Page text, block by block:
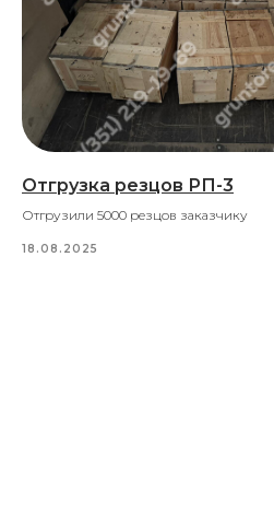
Отгрузка резцов РП-3
Отгрузили 5000 резцов заказчику
18.08.2025